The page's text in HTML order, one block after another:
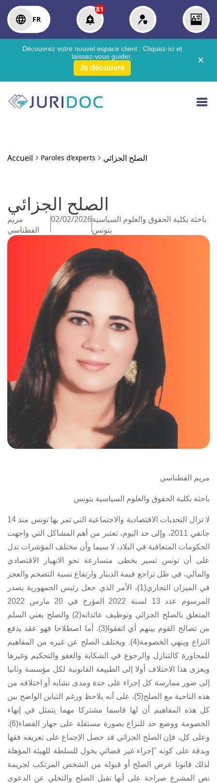
FR
81
Découvrez votre nouvel espace client : Cliquez-ici et
laissez-vous guider.
Je découvre
✕
Accueil Paroles d’experts الصلح الجزائي
الصلح الجزائي
مريم
الفطناسي
02/02/2026باحثة بكلية الحقوق والعلوم السياسية
بتونس
مريم الفطناسي
باحثة بكلية الحقوق والعلوم السياسية بتونس
لا تزال التحديات الاقتصادية والاجتماعية التي تمر بها تونس منذ 14
جانفي 2011، وإلى حد اليوم، تعتبر من أهم المشاكل التي واجهت
الحكومات المتعاقبة في البلاد، لا سيما وأن مختلف المؤشرات تدل
على أن تونس تسير بخطى متسارعة نحو الانهيار الاقتصادي
والمالي، في ظل تراجع قيمة الدينار وارتفاع نسبة التضخم والعجز
في الميزان التجاري(1)، الأمر الذي جعل رئيس الجمهورية يصدر
المرسوم عدد 13 لسنة 2022 المؤرخ في 20 مارس 2022
المتعلق بالصلح الجزائي وتوظيف عائداته
(2) والصلح يعني السلم
من تصالح القوم بينهم أي اتفقوا(3). أما اصطلاحا فهو عقد يدفع
النزاع وينهي الخصومة(4). ويختلف الصلح عن غيره من المفاهيم
للمجاورة كالتنازل والرجوع في الشكاية والعفو والتحكيم وغيرها
ويعزى هذا الاختلاف أولا إلى الطبيعة القانونية لكل مؤسسة وثانيا
إلى صور ممارسة كل إجراء على حدة ومدى تشابه أو اختلافه من
هذه الناحية مع الصلح(5)، على أنه يلاحظ ورغم التباين الواضح بين
كل هذه المفاهيم أن لها قاسما مشتركا مهما يتمثل في إنهاء
الخصومة ووضع حد للنزاع بصورة مستقلة على جهاز القضاء(6).
وعلى كل، فإن الصلح الجزائي قد حصل الإجماع على تعريفه فقها
وبدقة على كونه "إجراء غير قضائي يخول للسلطة للهيئة المؤهلة
لذلك قانونا عرض الصلح أو قبوله من الشخص المرتكب لجريمة
نص المشرع صراحة على أنها تقبل الصلح والتخلي عن الدعوى